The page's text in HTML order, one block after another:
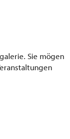
Sie mögen